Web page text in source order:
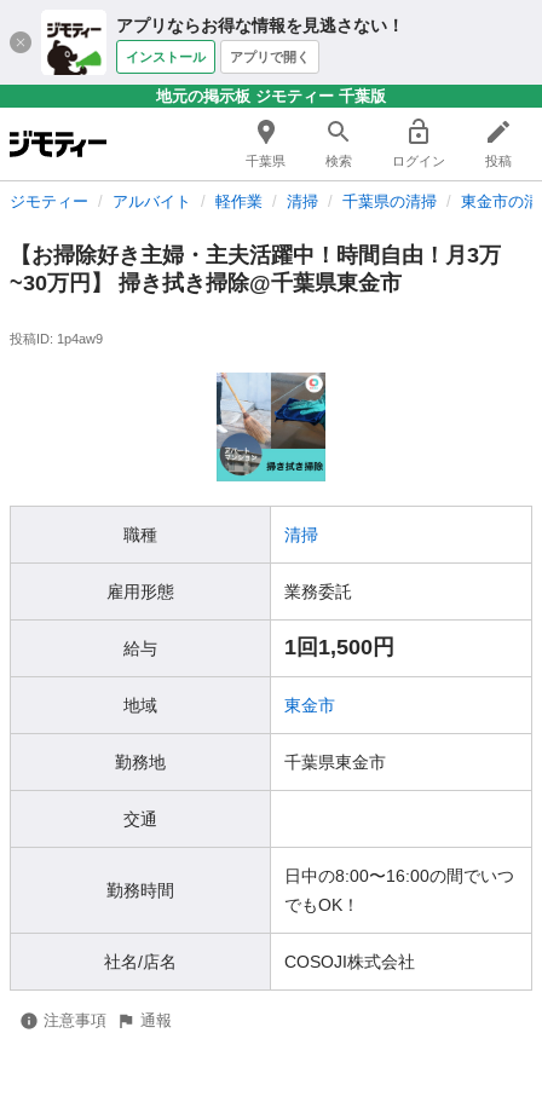
アプリならお得な情報を見逃さない！
インストール アプリで開く
地元の掲示板 ジモティー 千葉版
千葉県 検索 ログイン 投稿
ジモティー アルバイト 軽作業 清掃 千葉県の清掃 東金市の
【お掃除好き主婦・主夫活躍中！時間自由！月3万
~30万円】 掃き拭き掃除@千葉県東金市
投稿ID: 1p4aw9
職種 清掃
雇用形態 業務委託
給与 1回1,500円
地域 東金市
勤務地 千葉県東金市
交通
勤務時間
日中の8:00〜16:00の間でいつ
でもOK！
社名/店名 COSOJI株式会社
注意事項 通報